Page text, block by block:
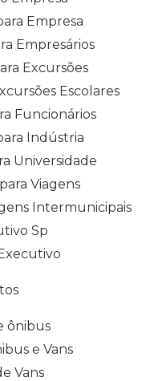
Empresa
Empresários
Excursões
Escolares
Funcionários
Indústria
Universidade
Viagens
Intermunicipais
Sp
ônibus
e Vans
Vans